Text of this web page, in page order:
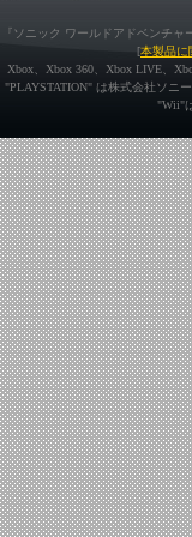
『ソニック ワールドアドベンチ
[本製品に
Xbox、Xbox 360、Xbox LIVE、
"PLAYSTATION" は株式会社ソニ
"Wii"